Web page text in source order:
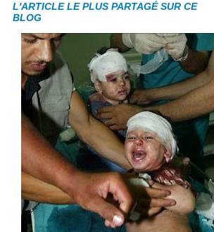
L'ARTICLE LE PLUS PARTAGÉ SUR CE
BLOG